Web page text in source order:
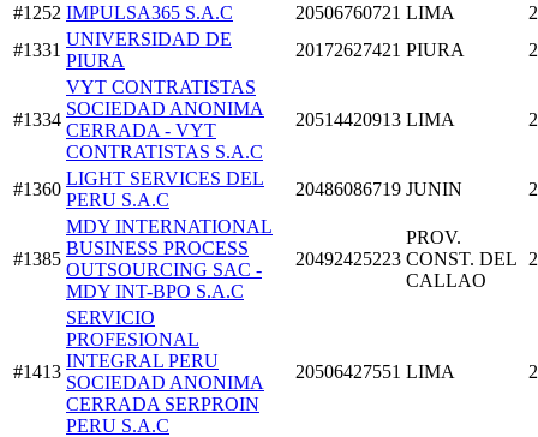
#1252 IMPULSA365 S.A.C 20506760721 LIMA
#1331
UNIVERSIDAD DE
PIURA
20172627421 PIURA
#1334
VYT CONTRATISTAS
SOCIEDAD ANONIMA
CERRADA - VYT
CONTRATISTAS S.A.C
20514420913 LIMA
#1360
LIGHT SERVICES DEL
PERU S.A.C
20486086719 JUNIN
#1385
MDY INTERNATIONAL
BUSINESS PROCESS
OUTSOURCING SAC -
MDY INT-BPO S.A.C
20492425223
PROV.
CONST. DEL
CALLAO
#1413
SERVICIO
PROFESIONAL
INTEGRAL PERU
SOCIEDAD ANONIMA
CERRADA SERPROIN
PERU S.A.C
20506427551 LIMA